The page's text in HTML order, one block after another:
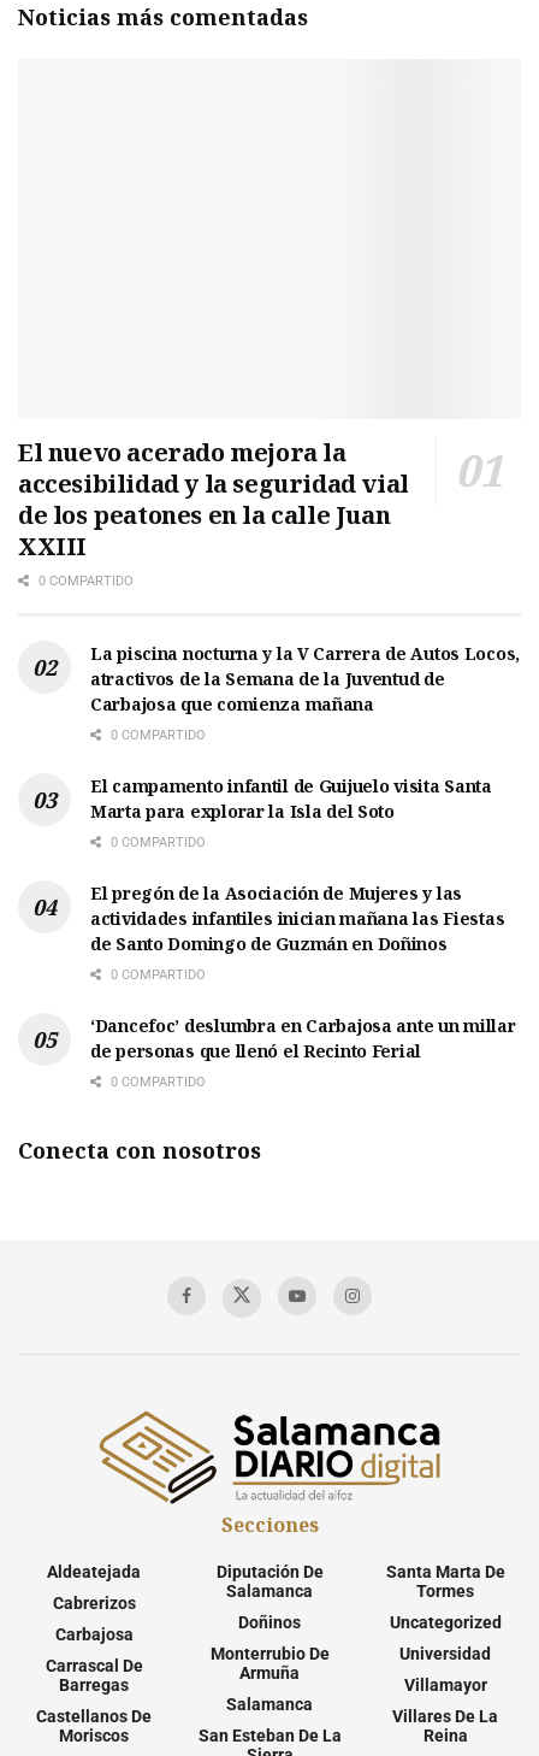
Noticias más comentadas
El nuevo acerado mejora la
accesibilidad y la seguridad vial
de los peatones en la calle Juan
XXIII
0 COMPARTIDO
La piscina nocturna y la V Carrera de Autos Locos,
atractivos de la Semana de la Juventud de
Carbajosa que comienza mañana
0 COMPARTIDO
El campamento infantil de Guijuelo visita Santa
Marta para explorar la Isla del Soto
0 COMPARTIDO
El pregón de la Asociación de Mujeres y las
actividades infantiles inician mañana las Fiestas
de Santo Domingo de Guzmán en Doñinos
0 COMPARTIDO
‘Dancefoc’ deslumbra en Carbajosa ante un millar
de personas que llenó el Recinto Ferial
0 COMPARTIDO
Conecta con nosotros
Secciones
Aldeatejada
Cabrerizos
Carbajosa
Carrascal De
Barregas
Castellanos De
Moriscos
Diputación De
Salamanca
Doñinos
Monterrubio De
Armuña
Salamanca
San Esteban De La
Santa Marta De
Tormes
Uncategorized
Universidad
Villamayor
Villares De La
Reina